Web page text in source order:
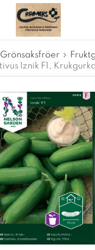
Grönsaksfröer
Iznik F1, Krukgurka